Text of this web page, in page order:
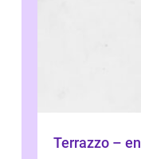
Terrazzo –